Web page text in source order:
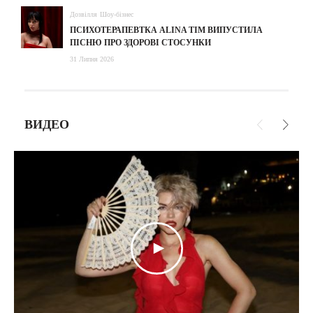
Дозвілля Шоу-бізнес
ПСИХОТЕРАПЕВТКА ALINA TIM ВИПУСТИЛА
ПІСНЮ ПРО ЗДОРОВІ СТОСУНКИ
31 Липня 2026
ВИДЕО